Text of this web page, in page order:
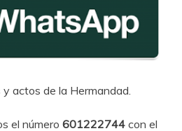
actos de la Hermandad.
el número 601222744 con el